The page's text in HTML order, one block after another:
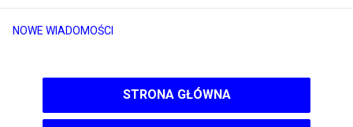
NOWE WIADOMOŚCI
STRONA GŁÓWNA